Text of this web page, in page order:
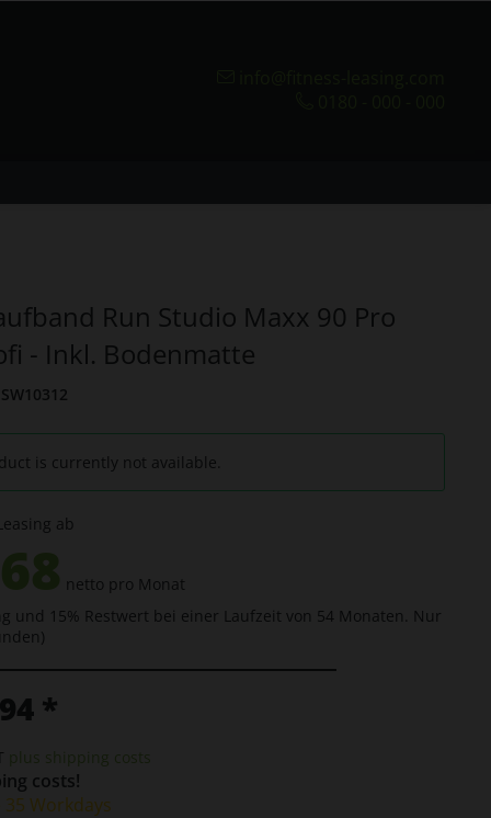
Run Studio Maxx 90 Pro
- Inkl. Bodenmatte
SW10312
is currently not available.
ab
netto pro Monat
und 15% Restwert bei einer Laufzeit von 54 Monaten. Nur
*
plus shipping costs
costs!
Workdays